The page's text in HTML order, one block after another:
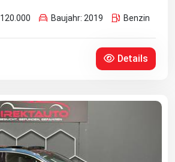
120.000 Baujahr: 2019 Benzin
Details